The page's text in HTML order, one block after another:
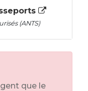
(ANTS)
que le